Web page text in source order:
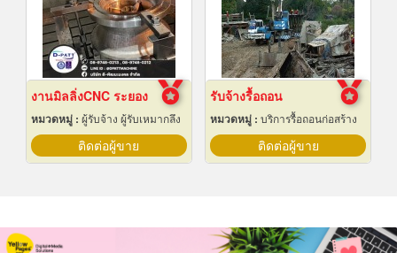
งานมิลลิ่งCNC ระยอง
หมวดหมู่ : ผู้รับจ้าง ผู้รับเหมากลึง
ติดต่อผู้ขาย
รับจ้างรื้อถอน
หมวดหมู่ : บริการรื้อถอนก่อสร้าง
ติดต่อผู้ขาย